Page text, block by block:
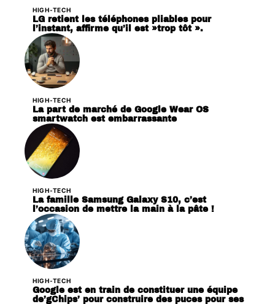
HIGH-TECH
LG retient les téléphones pliables pour
l’instant, affirme qu’il est »trop tôt ».
HIGH-TECH
La part de marché de Google Wear OS
smartwatch est embarrassante
HIGH-TECH
La famille Samsung Galaxy S10, c’est
l’occasion de mettre la main à la pâte !
HIGH-TECH
Google est en train de constituer une équipe
de’gChips’ pour construire des puces pour ses